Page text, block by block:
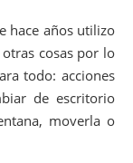
hace años utilizo
cosas por lo
todo: acciones
de escritorio
moverla o